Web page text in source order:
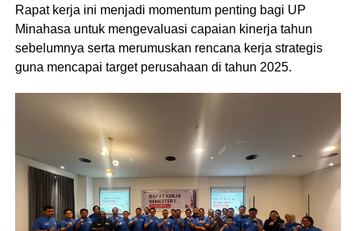
Rapat kerja ini menjadi momentum penting bagi UP
Minahasa untuk mengevaluasi capaian kinerja tahun
sebelumnya serta merumuskan rencana kerja strategis
guna mencapai target perusahaan di tahun 2025.